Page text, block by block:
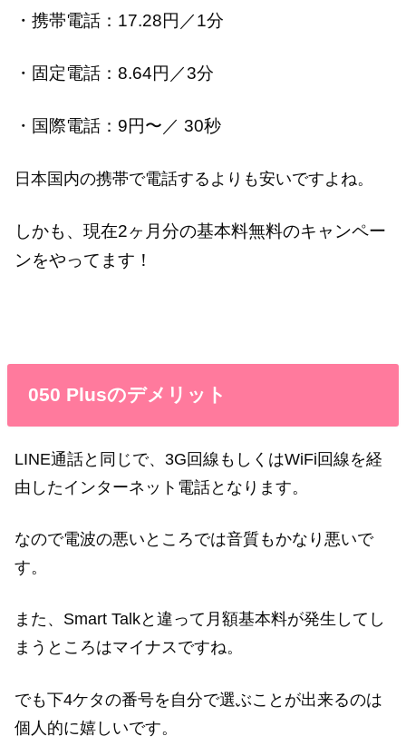
・携帯電話：17.28円／1分
・固定電話：8.64円／3分
・国際電話：9円〜／ 30秒
日本国内の携帯で電話するよりも安いですよね。
しかも、現在2ヶ月分の基本料無料のキャンペー
ンをやってます！
050 Plusのデメリット
LINE通話と同じで、3G回線もしくはWiFi回線を経
由したインターネット電話となります。
なので電波の悪いところでは音質もかなり悪いで
す。
また、Smart Talkと違って月額基本料が発生してし
まうところはマイナスですね。
でも下4ケタの番号を自分で選ぶことが出来るのは
個人的に嬉しいです。